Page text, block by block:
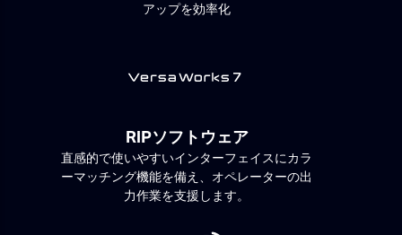
アップを効率化
RIPソフトウェア
直感的で使いやすいインターフェイスにカラ
ーマッチング機能を備え、オペレーターの出
力作業を支援します。